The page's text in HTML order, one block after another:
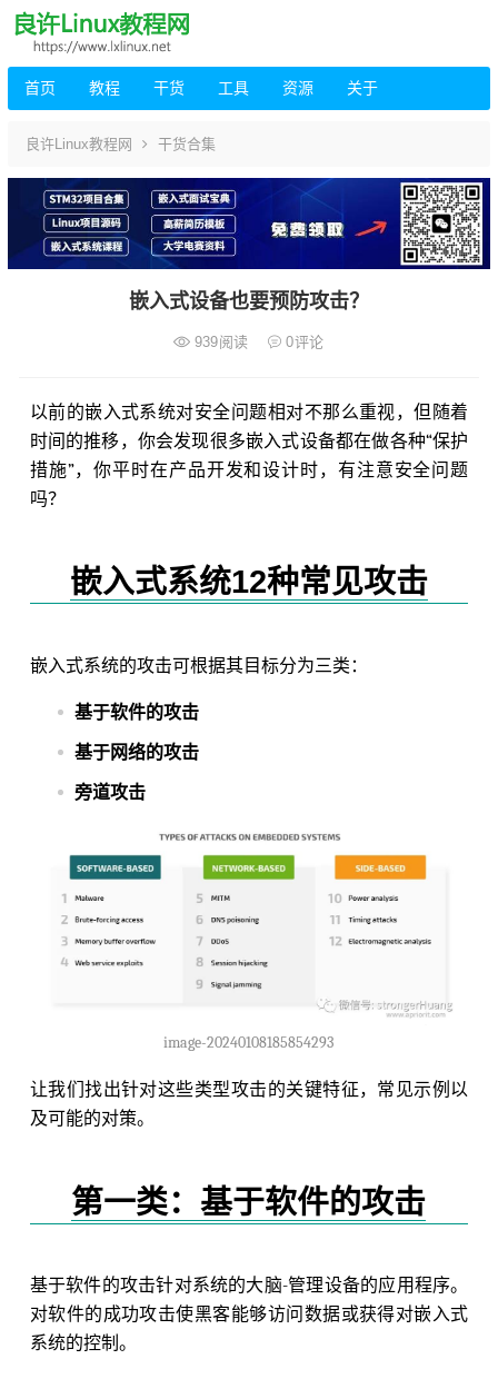
首页 教程 干货 工具 资源 关于
良许Linux教程网 干货合集
嵌入式设备也要预防攻击？
939阅读 0评论
以前的嵌入式系统对安全问题相对不那么重视，但随着
时间的推移，你会发现很多嵌入式设备都在做各种“保护
措施”，你平时在产品开发和设计时，有注意安全问题
吗？
嵌入式系统12种常见攻击
嵌入式系统的攻击可根据其目标分为三类：
基于软件的攻击
基于网络的攻击
旁道攻击
image-20240108185854293
让我们找出针对这些类型攻击的关键特征，常见示例以
及可能的对策。
第一类：基于软件的攻击
基于软件的攻击针对系统的大脑-管理设备的应用程序。
对软件的成功攻击使黑客能够访问数据或获得对嵌入式
系统的控制。